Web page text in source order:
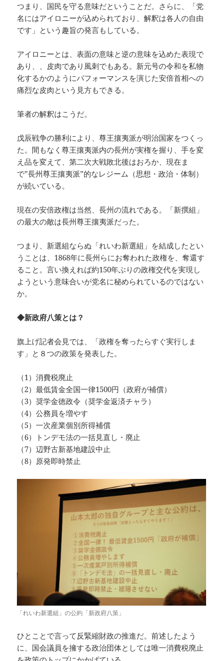
つまり、国民を守る意味だということだ。さらに、「党
名にはアイロニーが込められており、解釈は各人の自由
です」という趣旨の発言もしている。
アイロニーとは、表面の意味と逆の意味を込めた表現で
あり、、皮肉であり風刺でもある。新元号の令和を私物
化するかのようにパフォーマンスを演じた安倍首相への
痛烈な皮肉という見方もできる。
筆者の解釈はこうだ。
戊辰戦争の勝利により、尊王攘夷派が明治国家をつくっ
た。間もなく尊王攘夷派内の長州が実権を握り、手を変
え品を変えて、第二次大戦敗北後はおろか、現在ま
で”長州尊王攘夷派”的なレジーム（思想・政治・体制）
が続いている。
現在の安倍政権は当然、長州の流れである。「新撰組」
の最大の敵は長州尊王攘夷派だった。
つまり、新選組ならぬ「れいわ新選組」を結成したとい
うことは、1868年に長州らにお奪われた政権を、奪還す
ること。言い換えれば約150年ぶりの政権交代を実現し
ようという意味合いが党名に秘められているのではない
か。
◆新政府八策とは？
旗上げ記者会見では、「政権を奪ったらすぐ実行しま
す」と８つの政策を発表した。
（1）消費税廃止
（2）最低賃金全国一律1500円（政府が補償）
（3）奨学金徳政令（奨学金返済チャラ）
（4）公務員を増やす
（5）一次産業個別所得補償
（6）トンデモ法の一括見直し・廃止
（7）辺野古新基地建設中止
（8）原発即時禁止
「れいわ新選組」の公約「新政府八策」
ひとことで言って反緊縮財政の推進だ。前述したよう
に、国会議員を擁する政治団体としては唯一消費税廃止